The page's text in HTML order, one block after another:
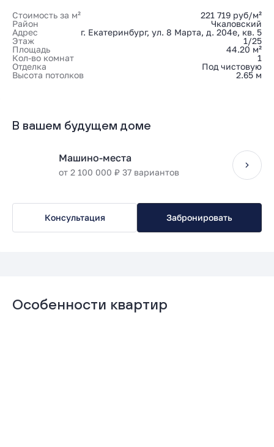
Стоимость за м²
221 719 руб/м²
Район
Чкаловский
Адрес
г. Екатеринбург, ул. 8 Марта, д. 204е, кв. 5
Этаж
1/25
Площадь
44.20 м²
Кол-во комнат
1
Отделка
Под чистовую
Высота потолков
2.65 м
В вашем будущем доме
Машино-места
от 2 100 000 ₽ 37 вариантов
Консультация Забронировать
Особенности квартир